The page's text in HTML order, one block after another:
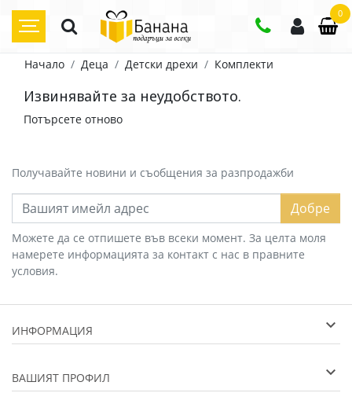
0
Начало Деца Детски дрехи Комплекти
Извинявайте за неудобството.
Потърсете отново
Получавайте новини и съобщения за разпродажби
Добре
Можете да се отпишете във всеки момент. За целта моля
намерете информацията за контакт с нас в правните
условия.
ИНФОРМАЦИЯ
ВАШИЯТ ПРОФИЛ